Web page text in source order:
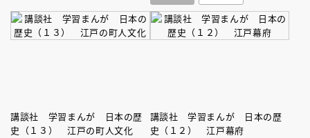
講談社 学習まんが 日本の歴
史（１３） 江戸の町人文化
講談社 学習まんが 日本の歴
史（１２） 江戸幕府